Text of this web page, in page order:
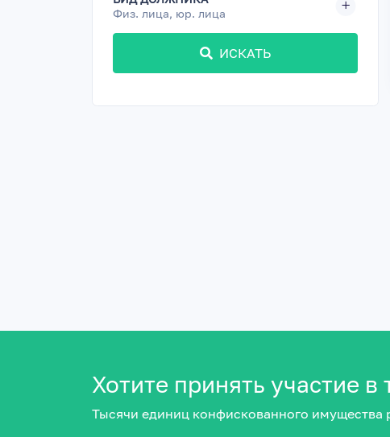
Физ. лица, юр. лица
ИСКАТЬ
Хотите принять участие в
Тысячи единиц конфискованного